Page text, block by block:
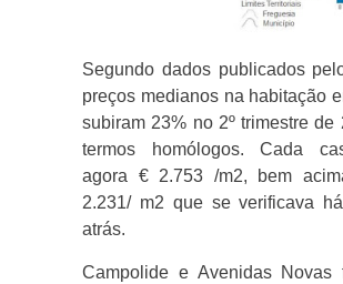
Segundo dados publicados
preços medianos na habitação
subiram 23% no 2º trimestre de
termos homólogos. Cada
agora € 2.753 /m2, bem
2.231/ m2 que se verificava
atrás.
Campolide e Avenidas Novas